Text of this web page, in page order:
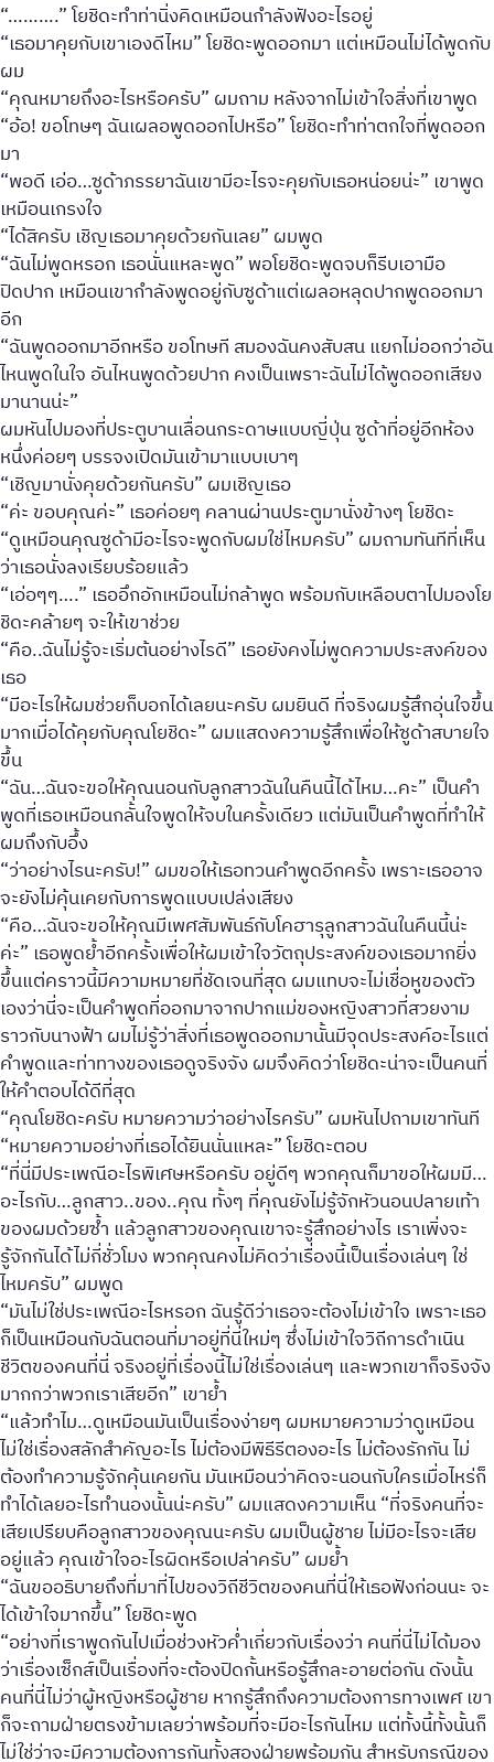
“……….” โยชิดะทำท่านิ่งคิดเหมือนกำลังฟังอะไรอยู่
“เธอมาคุยกับเขาเองดีไหม” โยชิดะพูดออกมา แต่เหมือนไม่ได้พูดกับ
ผม
“คุณหมายถึงอะไรหรือครับ” ผมถาม หลังจากไม่เข้าใจสิ่งที่เขาพูด
“อ้อ! ขอโทษๆ ฉันเผลอพูดออกไปหรือ” โยชิดะทำท่าตกใจที่พูดออก
มา
“พอดี เอ่อ…ซูด้าภรรยาฉันเขามีอะไรจะคุยกับเธอหน่อยน่ะ” เขาพูด
เหมือนเกรงใจ
“ได้สิครับ เชิญเธอมาคุยด้วยกันเลย” ผมพูด
“ฉันไม่พูดหรอก เธอนั่นแหละพูด” พอโยชิดะพูดจบก็รีบเอามือ
ปิดปาก เหมือนเขากำลังพูดอยู่กับซูด้าแต่เผลอหลุดปากพูดออกมา
อีก
“ฉันพูดออกมาอีกหรือ ขอโทษที สมองฉันคงสับสน แยกไม่ออกว่าอัน
ไหนพูดในใจ อันไหนพูดด้วยปาก คงเป็นเพราะฉันไม่ได้พูดออกเสียง
มานานน่ะ”
ผมหันไปมองที่ประตูบานเลื่อนกระดาษแบบญี่ปุ่น ซูด้าที่อยู่อีกห้อง
หนึ่งค่อยๆ บรรจงเปิดมันเข้ามาแบบเบาๆ
“เชิญมานั่งคุยด้วยกันครับ” ผมเชิญเธอ
“ค่ะ ขอบคุณค่ะ” เธอค่อยๆ คลานผ่านประตูมานั่งข้างๆ โยชิดะ
“ดูเหมือนคุณซูด้ามีอะไรจะพูดกับผมใช่ไหมครับ” ผมถามทันทีที่เห็น
ว่าเธอนั่งลงเรียบร้อยแล้ว
“เอ่อๆๆ….” เธออึกอักเหมือนไม่กล้าพูด พร้อมกับเหลือบตาไปมองโย
ชิดะคล้ายๆ จะให้เขาช่วย
“คือ..ฉันไม่รู้จะเริ่มต้นอย่างไรดี” เธอยังคงไม่พูดความประสงค์ของ
เธอ
“มีอะไรให้ผมช่วยก็บอกได้เลยนะครับ ผมยินดี ที่จริงผมรู้สึกอุ่นใจขึ้น
มากเมื่อได้คุยกับคุณโยชิดะ” ผมแสดงความรู้สึกเพื่อให้ซูด้าสบายใจ
ขึ้น
“ฉัน…ฉันจะขอให้คุณนอนกับลูกสาวฉันในคืนนี้ได้ไหม…คะ” เป็นคำ
พูดที่เธอเหมือนกลั้นใจพูดให้จบในครั้งเดียว แต่มันเป็นคำพูดที่ทำให้
ผมถึงกับอึ้ง
“ว่าอย่างไรนะครับ!” ผมขอให้เธอทวนคำพูดอีกครั้ง เพราะเธออาจ
จะยังไม่คุ้นเคยกับการพูดแบบเปล่งเสียง
“คือ…ฉันจะขอให้คุณมีเพศสัมพันธ์กับโคฮารุลูกสาวฉันในคืนนี้น่ะ
ค่ะ” เธอพูดย้ำอีกครั้งเพื่อให้ผมเข้าใจวัตถุประสงค์ของเธอมากยิ่ง
ขึ้นแต่คราวนี้มีความหมายที่ชัดเจนที่สุด ผมแทบจะไม่เชื่อหูของตัว
เองว่านี่จะเป็นคำพูดที่ออกมาจากปากแม่ของหญิงสาวที่สวยงาม
ราวกับนางฟ้า ผมไม่รู้ว่าสิ่งที่เธอพูดออกมานั้นมีจุดประสงค์อะไรแต่
คำพูดและท่าทางของเธอดูจริงจัง ผมจึงคิดว่าโยชิดะน่าจะเป็นคนที่
ให้คำตอบได้ดีที่สุด
“คุณโยชิดะครับ หมายความว่าอย่างไรครับ” ผมหันไปถามเขาทันที
“หมายความอย่างที่เธอได้ยินนั่นแหละ” โยชิดะตอบ
“ที่นี่มีประเพณีอะไรพิเศษหรือครับ อยู่ดีๆ พวกคุณก็มาขอให้ผมมี…
อะไรกับ…ลูกสาว..ของ..คุณ ทั้งๆ ที่คุณยังไม่รู้จักหัวนอนปลายเท้า
ของผมด้วยซ้ำ แล้วลูกสาวของคุณเขาจะรู้สึกอย่างไร เราเพิ่งจะ
รู้จักกันได้ไม่กี่ชั่วโมง พวกคุณคงไม่คิดว่าเรื่องนี้เป็นเรื่องเล่นๆ ใช่
ไหมครับ” ผมพูด
“มันไม่ใช่ประเพณีอะไรหรอก ฉันรู้ดีว่าเธอจะต้องไม่เข้าใจ เพราะเธอ
ก็เป็นเหมือนกับฉันตอนที่มาอยู่ที่นี่ใหม่ๆ ซึ่งไม่เข้าใจวิถีการดำเนิน
ชีวิตของคนที่นี่ จริงอยู่ที่เรื่องนี้ไม่ใช่เรื่องเล่นๆ และพวกเขาก็จริงจัง
มากกว่าพวกเราเสียอีก” เขาย้ำ
“แล้วทำไม…ดูเหมือนมันเป็นเรื่องง่ายๆ ผมหมายความว่าดูเหมือน
ไม่ใช่เรื่องสลักสำคัญอะไร ไม่ต้องมีพิธีรีตองอะไร ไม่ต้องรักกัน ไม่
ต้องทำความรู้จักคุ้นเคยกัน มันเหมือนว่าคิดจะนอนกับใครเมื่อไหร่ก็
ทำได้เลยอะไรทำนองนั้นน่ะครับ” ผมแสดงความเห็น “ที่จริงคนที่จะ
เสียเปรียบคือลูกสาวของคุณนะครับ ผมเป็นผู้ชาย ไม่มีอะไรจะเสีย
อยู่แล้ว คุณเข้าใจอะไรผิดหรือเปล่าครับ” ผมย้ำ
“ฉันขออธิบายถึงที่มาที่ไปของวิถีชีวิตของคนที่นี่ให้เธอฟังก่อนนะ จะ
ได้เข้าใจมากขึ้น” โยชิดะพูด
“อย่างที่เราพูดกันไปเมื่อช่วงหัวค่ำเกี่ยวกับเรื่องว่า คนที่นี่ไม่ได้มอง
ว่าเรื่องเซ็กส์เป็นเรื่องที่จะต้องปิดกั้นหรือรู้สึกละอายต่อกัน ดังนั้น
คนที่นี่ไม่ว่าผู้หญิงหรือผู้ชาย หากรู้สึกถึงความต้องการทางเพศ เขา
ก็จะถามฝ่ายตรงข้ามเลยว่าพร้อมที่จะมีอะไรกันไหม แต่ทั้งนี้ทั้งนั้นก็
ไม่ใช่ว่าจะมีความต้องการกันทั้งสองฝ่ายพร้อมกัน สำหรับกรณีของ